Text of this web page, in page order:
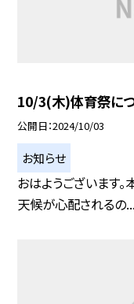
10/3(木)体育祭に
公開日 2024/10/03
お知らせ
おはようございます。
天候が心配されるの...